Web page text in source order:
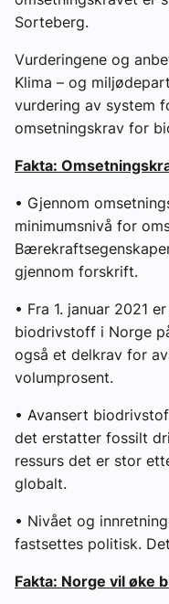
Sorteberg.
Vurderingene og
Klima – og
vurdering av system
omsetningskrav for
Fakta:
• Gjennom
minimumsnivå for
gjennom forskrift.
• Fra 1. januar 2021
biodrivstoff i Norge
også et delkrav for
volumprosent.
• Avansert
det erstatter fossilt
ressurs det er stor
globalt.
• Nivået og
fastsettes politisk.
Fakta: Norge vil øke